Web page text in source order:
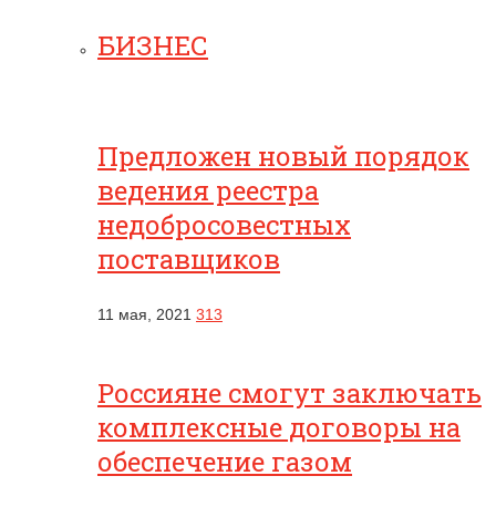
БИЗНЕС
Предложен новый порядок
ведения реестра
недобросовестных
поставщиков
11 мая, 2021 313
Россияне смогут заключать
комплексные договоры на
обеспечение газом